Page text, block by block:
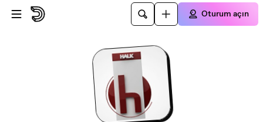
Ana içeriğe atla
Oturum açın